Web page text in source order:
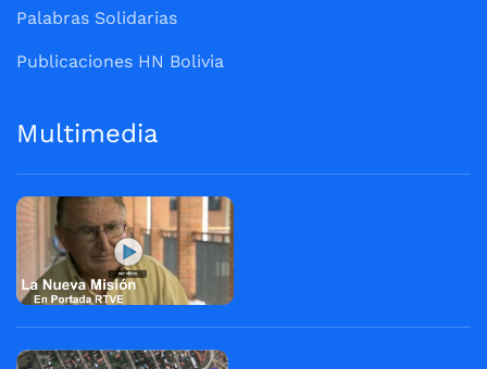
Palabras Solidarias
Publicaciones HN Bolivia
Multimedia